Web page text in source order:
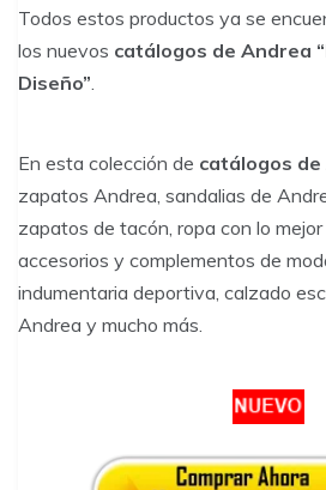
Todos estos productos ya se
los nuevos catálogos de Andrea
Diseño”
En esta colección de catálogos
zapatos Andrea, sandalias de
zapatos de tacón, ropa con lo mejor
accesorios y complementos de
indumentaria deportiva, calzado
Andrea y mucho más.